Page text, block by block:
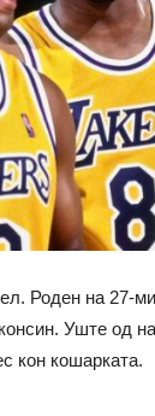
Роден на 27-
Уште од
кон кошарката.